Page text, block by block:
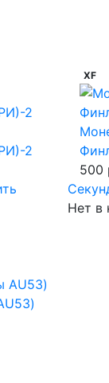
2
XF
500
Нет в